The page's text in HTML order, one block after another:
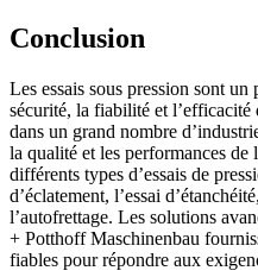
Conclusion
Les essais sous pression sont
sécurité, la fiabilité et l’efficacité
dans un grand nombre
la qualité et les performances de
différents types d’essais de
d’éclatement, l’essai
l’autofrettage. Les solutions
+ Potthoff Maschinenbau
fiables pour répondre aux